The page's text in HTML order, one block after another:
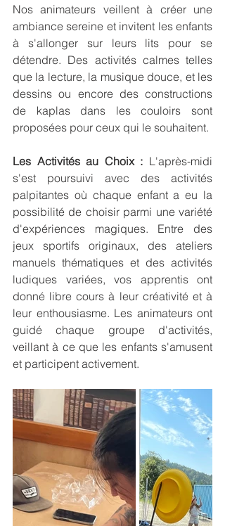
Nos animateurs veillent à créer une
ambiance sereine et invitent les enfants
à s'allonger sur leurs lits pour se
détendre. Des activités calmes telles
que la lecture, la musique douce, et les
dessins ou encore des constructions
de kaplas dans les couloirs sont
proposées pour ceux qui le souhaitent.
Les Activités au Choix : L'après-midi
s'est poursuivi avec des activités
palpitantes où chaque enfant a eu la
possibilité de choisir parmi une variété
d'expériences magiques. Entre des
jeux sportifs originaux, des ateliers
manuels thématiques et des activités
ludiques variées, vos apprentis ont
donné libre cours à leur créativité et à
leur enthousiasme. Les animateurs ont
guidé chaque groupe d'activités,
veillant à ce que les enfants s'amusent
et participent activement.